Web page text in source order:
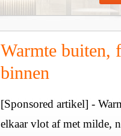
Warmte buiten,
binnen
[Sponsored artikel] -
elkaar vlot af met milde,